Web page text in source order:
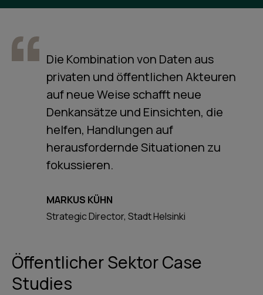
Die Kombination von Daten aus
privaten und öffentlichen Akteuren
auf neue Weise schafft neue
Denkansätze und Einsichten, die
helfen, Handlungen auf
herausfordernde Situationen zu
fokussieren.
MARKUS KÜHN
Strategic Director, Stadt Helsinki
Öffentlicher Sektor Case
Studies